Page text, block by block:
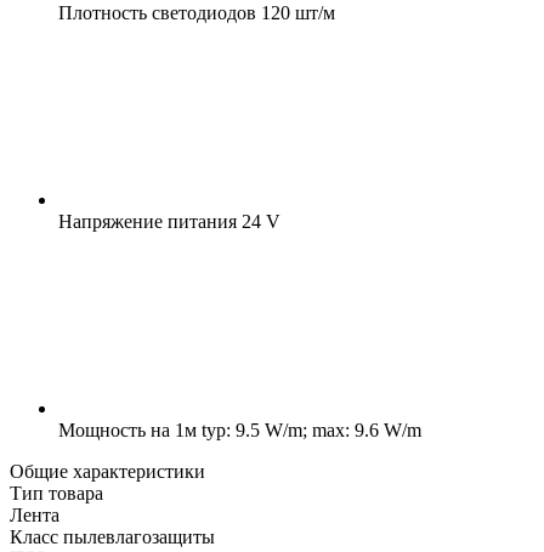
Плотность светодиодов 120 шт/м
Напряжение питания 24 V
Мощность на 1м typ: 9.5 W/m; max: 9.6 W/m
Общие характеристики
Тип товара
Лента
Класс пылевлагозащиты